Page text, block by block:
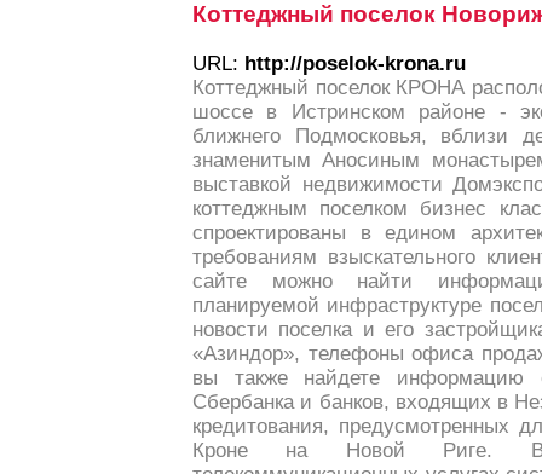
Коттеджный поселок
URL: http://poselok-krona.ru
Коттеджный поселок КРОНА
шоссе в Истринском районе -
ближнего Подмосковья, вблизи
знаменитым Аносиным
выставкой недвижимости
коттеджным поселком бизнес
спроектированы в едином
требованиям взыскательного
сайте можно найти
планируемой инфраструктуре
новости поселка и его
«Азиндор», телефоны офиса
вы также найдете информацию
Сбербанка и банков, входящих в
кредитования, предусмотренных
Кроне на Новой Риге.